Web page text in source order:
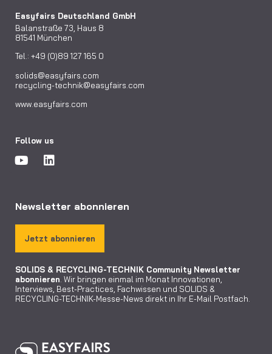
Easyfairs Deutschland GmbH
Balanstraße 73, Haus 8
81541 München
Tel.: +49 (0)89 127 165 0
solids@easyfairs.com
recycling-technik@easyfairs.com
www.easyfairs.com
Follow us
Newsletter abonnieren
Jetzt abonnieren
SOLIDS & RECYCLING-TECHNIK Community Newsletter
abonnieren . Wir bringen einmal im Monat Innovationen,
Interviews, Best-Practices, Fachwissen und SOLIDS &
RECYCLING-TECHNIK-Messe-News direkt in Ihr E-Mail Postfach.